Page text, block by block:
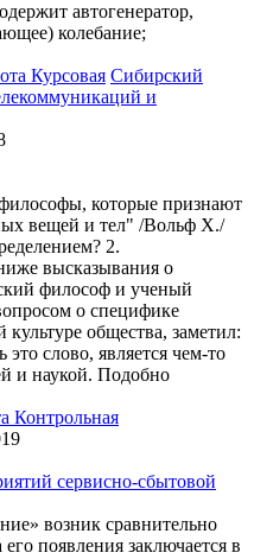
автогенератор,
колебание;
Курсовая Сибирский
и
которые признают
вещей и тел" /Вольф Х./
2.
высказывания о
философ и ученый
о специфике
общества, заметил:
слово, является чем-то
и наукой. Подобно
Контрольная
сервисно-сбытовой
возник сравнительно
появления заключается в